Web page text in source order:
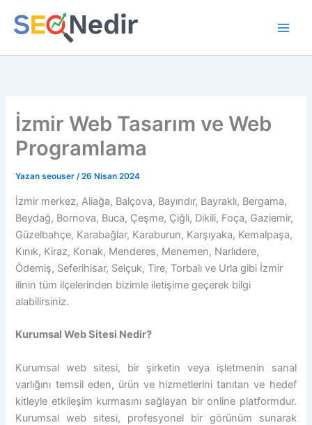
atla
İzmir Web Tasarım ve Web
Programlama
Yazan seouser/26 Nisan 2024
İzmir merkez, Aliağa, Balçova, Bayındır, Bayraklı, Bergama,
Beydağ, Bornova, Buca, Çeşme, Çiğli, Dikili, Foça, Gaziemir,
Güzelbahçe, Karabağlar, Karaburun, Karşıyaka, Kemalpaşa,
Kınık, Kiraz, Konak, Menderes, Menemen, Narlıdere,
Ödemiş, Seferihisar, Selçuk, Tire, Torbalı ve Urla gibi İzmir
ilinin tüm ilçelerinden bizimle iletişime geçerek bilgi
alabilirsiniz.
Kurumsal Web Sitesi Nedir?
Kurumsal web sitesi, bir şirketin veya işletmenin sanal
varlığını temsil eden, ürün ve hizmetlerini tanıtan ve hedef
kitleyle etkileşim kurmasını sağlayan bir online platformdur.
Kurumsal web sitesi, profesyonel bir görünüm sunarak